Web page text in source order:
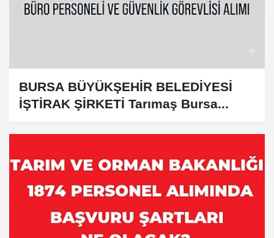
BURSA BÜYÜKŞEHİR BELEDİYESİ
İŞTİRAK ŞİRKETİ Tarımaş Bursa...